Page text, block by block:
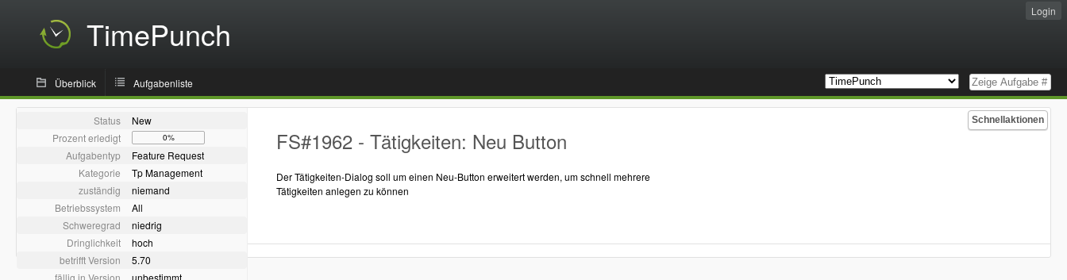
TimePunch
Login
Überblick Aufgabenliste
Schnellaktionen
Status
New
Prozent erledigt
0%
Aufgabentyp
Feature Request
Kategorie
Tp Management
zuständig
niemand
Betriebssystem
All
Schweregrad
niedrig
Dringlichkeit
hoch
betrifft Version
5.70
fällig in Version
unbestimmt
FS#1962 - Tätigkeiten: Neu Button
Der Tätigkeiten-Dialog soll um einen Neu-Button erweitert werden, um schnell mehrere
Tätigkeiten anlegen zu können